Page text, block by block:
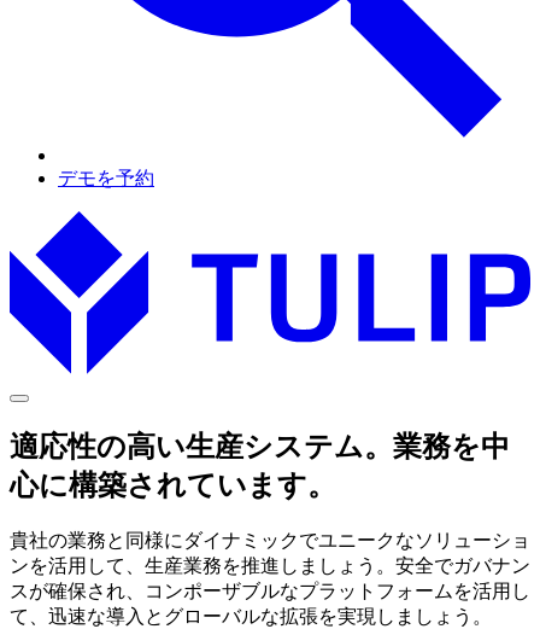
デモを予約
適応性の高い生産システム。業務を中
心に構築されています。
貴社の業務と同様にダイナミックでユニークなソリューショ
ンを活用して、生産業務を推進しましょう。安全でガバナン
スが確保され、コンポーザブルなプラットフォームを活用し
て、迅速な導入とグローバルな拡張を実現しましょう。